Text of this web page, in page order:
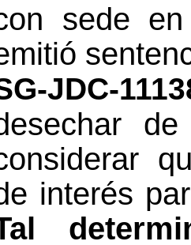
sede en
JDC-
interés